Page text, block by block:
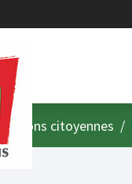
citoyennes /